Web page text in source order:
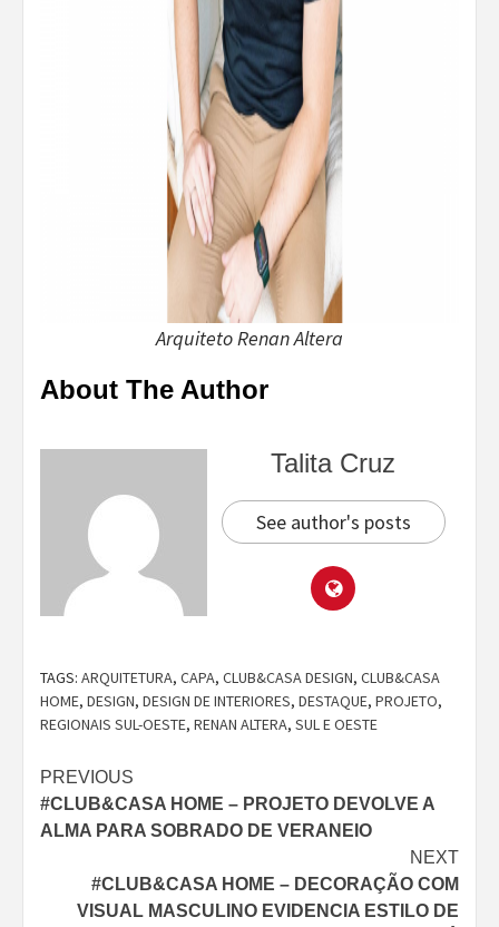
Arquiteto Renan Altera
About The Author
Talita Cruz
See author's posts
TAGS: ARQUITETURA, CAPA, CLUB&CASA DESIGN, CLUB&CASA
HOME, DESIGN, DESIGN DE INTERIORES, DESTAQUE, PROJETO,
REGIONAIS SUL-OESTE, RENAN ALTERA, SUL E OESTE
Continue
Reading
PREVIOUS
#CLUB&CASA HOME – PROJETO DEVOLVE A
ALMA PARA SOBRADO DE VERANEIO
NEXT
#CLUB&CASA HOME – DECORAÇÃO COM
VISUAL MASCULINO EVIDENCIA ESTILO DE